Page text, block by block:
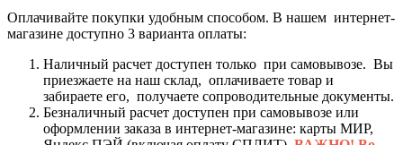
Оплачивайте покупки удобным способом. В нашем интернет-
магазине доступно 3 варианта оплаты:
Наличный расчет доступен только при самовывозе. Вы
приезжаете на наш склад, оплачиваете товар и
забираете его, получаете сопроводительные документы.
Безналичный расчет доступен при самовывозе или
оформлении заказа в интернет-магазине: карты МИР,